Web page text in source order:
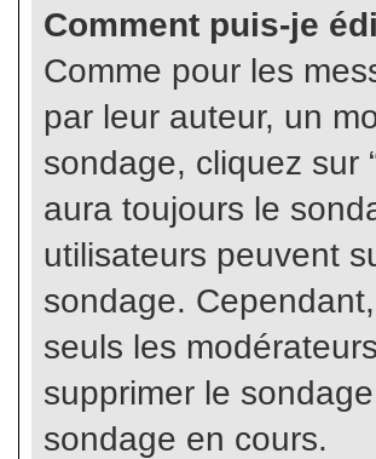
Comment puis-je
Comme pour les
par leur auteur, un
sondage, cliquez sur
aura toujours le
utilisateurs peuvent
sondage.
seuls les
supprimer le
sondage en cours.